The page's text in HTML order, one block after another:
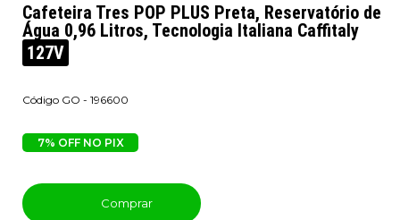
Cafeteira Tres POP PLUS Preta, Reservatório de
Água 0,96 Litros, Tecnologia Italiana Caffitaly
127V
GO - 196600
7% OFF NO PIX
Comprar